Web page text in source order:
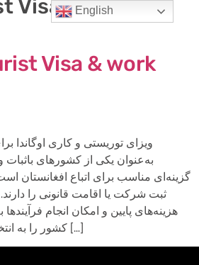
Visa Uganda
Visa & work
ویزای توریستی و کاری اوگاندا
به‌عنوان یکی از کشورهای باثبات
گزینه‌ای مناسب برای اتباع افغانستان
ثبت شرکت یا اقامت قانونی را
هزینه‌های پایین و امکان انجام
کشور را به انتخابی قابل اتکا تبدیل کرده […]
English